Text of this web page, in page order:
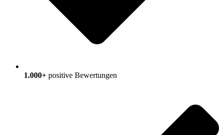
1.000+ positive Bewertungen